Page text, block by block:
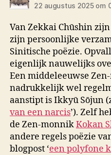
22 augustus 2025 om
Van Zekkai Chūshin
zijn persoonlijke
Sinitische poëzie.
eigenlijk nauwelijks
Een middeleeuwse
nadrukkelijk wel
aanstipt is Ikkyū Sōjun
van een narcis’). Zelf
de Zen-monnikKokan
andere regels poëzie
blogpost ‘een polyfone